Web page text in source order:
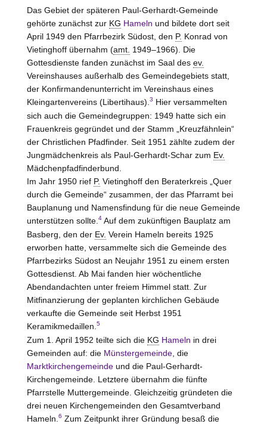
Das Gebiet der späteren Paul-Gerhardt-Gemeinde
gehörte zunächst zur KG Hameln und bildete dort seit
April 1949 den Pfarrbezirk Südost, den P. Konrad von
Vietinghoffübernahm (amt. 1949–1966). Die
Gottesdienste fanden zunächst im Saal des ev.
Vereinshauses außerhalb des Gemeindegebiets statt,
der Konfirmandenunterricht im Vereinshaus eines
Kleingartenvereins (Libertihaus). 3 Hier versammelten
sich auch die Gemeindegruppen: 1949 hatte sich ein
Frauenkreis gegründet und der Stamm „Kreuzfähnlein“
der Christlichen Pfadfinder. Seit 1951 zählte zudem der
Jungmädchenkreis als Paul-Gerhardt-Schar zum Ev.
Mädchenpfadfinderbund.
Im Jahr 1950 rief P. Vietinghoff den Beraterkreis „Quer
durch die Gemeinde“ zusammen, der das Pfarramt bei
Bauplanung und Namensfindung für die neue Gemeinde
unterstützen sollte. 4Auf dem zukünftigen Bauplatz am
Basberg, den der Ev. Verein Hameln bereits 1925
erworben hatte, versammelte sich die Gemeinde des
Pfarrbezirks Südost an Neujahr 1951 zu einem ersten
Gottesdienst. Ab Mai fanden hier wöchentliche
Abendandachten unter freiem Himmel statt. Zur
Mitfinanzierung der geplanten kirchlichen Gebäude
verkaufte die Gemeinde seit Herbst 1951
Keramikmedaillen. 5
Zum 1. April 1952 teilte sich die KG Hameln in drei
Gemeinden auf: die Münstergemeinde, die
Marktkirchengemeindeund die Paul-Gerhardt-
Kirchengemeinde. Letztere übernahm die fünfte
Pfarrstelle Muttergemeinde. Gleichzeitig gründeten die
drei neuen Kirchengemeinden den Gesamtverband
Hameln. 6 Zum Zeitpunkt ihrer Gründung besaß die